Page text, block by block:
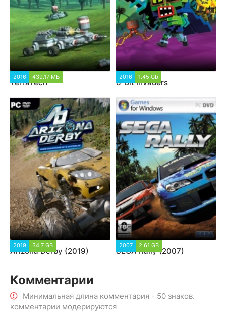
2016 439.17 МБ
TerraTech
2016 1.45 Gb
8-Bit Invaders
2019 34.7 GB
Arizona Derby (2019)
2007 2.61 GB
SEGA Rally (2007)
Комментарии
Минимальная длина комментария - 50 знаков.
комментарии модерируются